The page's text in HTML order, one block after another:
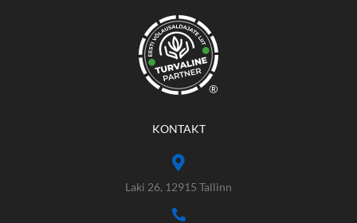
®
KONTAKT
Laki 26, 12915 Tallinn